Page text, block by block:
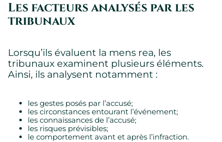
Les facteurs analysés par les
tribunaux
Lorsqu’ils évaluent la mens rea, les
tribunaux examinent plusieurs éléments.
Ainsi, ils analysent notamment :
les gestes posés par l’accusé;
les circonstances entourant l’événement;
les connaissances de l’accusé;
les risques prévisibles;
le comportement avant et après l’infraction.